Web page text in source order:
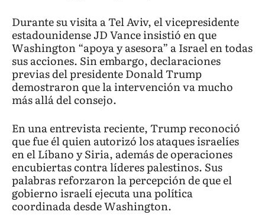
Durante su visita a Tel Aviv, el vicepresidente
estadounidense JD Vance insistió en que
Washington “apoya y asesora” a Israel en todas
sus acciones. Sin embargo, declaraciones
previas del presidente Donald Trump
demostraron que la intervención va mucho
más allá del consejo.
En una entrevista reciente, Trump reconoció
que fue él quien autorizó los ataques israelíes
en el Líbano y Siria, además de operaciones
encubiertas contra líderes palestinos. Sus
palabras reforzaron la percepción de que el
gobierno israelí ejecuta una política
coordinada desde Washington.